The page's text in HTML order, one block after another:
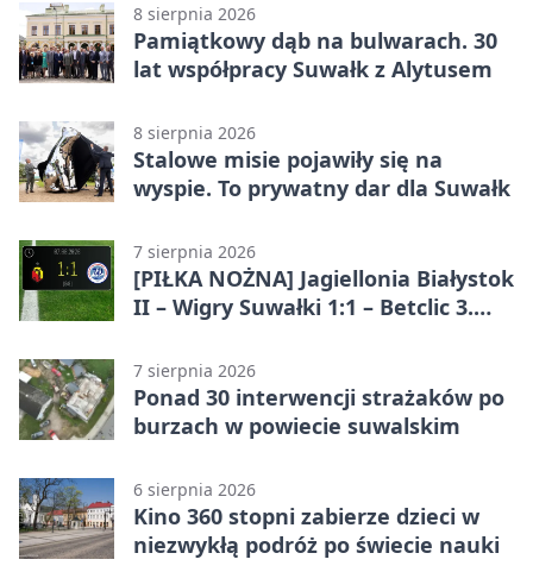
8 sierpnia 2026
Pamiątkowy dąb na bulwarach. 30
lat współpracy Suwałk z Alytusem
8 sierpnia 2026
Stalowe misie pojawiły się na
wyspie. To prywatny dar dla Suwałk
7 sierpnia 2026
[PIŁKA NOŻNA] Jagiellonia Białystok
II – Wigry Suwałki 1:1 – Betclic 3.
7 sierpnia 2026
Ponad 30 interwencji strażaków po
burzach w powiecie suwalskim
6 sierpnia 2026
Kino 360 stopni zabierze dzieci w
niezwykłą podróż po świecie nauki